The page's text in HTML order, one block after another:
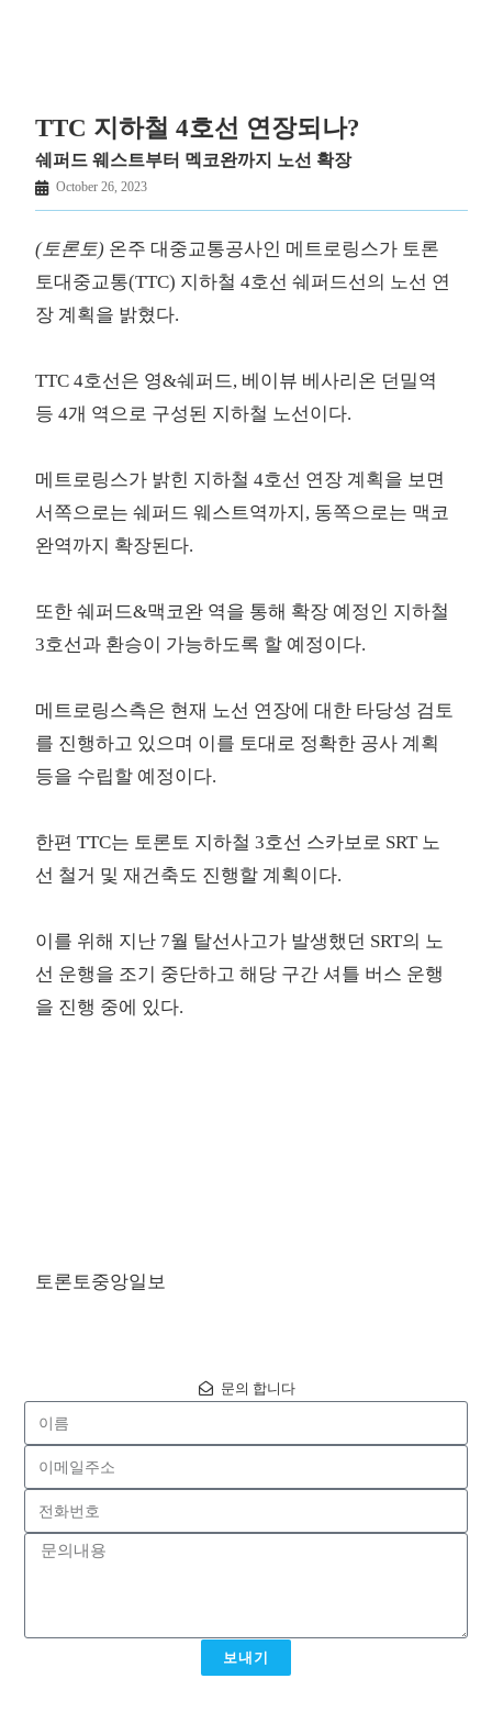
TTC 지하철 4호선 연장되나?
쉐퍼드 웨스트부터 멕코완까지 노선 확장
October 26, 2023
(토론토) 온주 대중교통공사인 메트로링스가 토론
토대중교통(TTC) 지하철 4호선 쉐퍼드선의 노선 연
장 계획을 밝혔다.
TTC 4호선은 영&쉐퍼드, 베이뷰 베사리온 던밀역
등 4개 역으로 구성된 지하철 노선이다.
메트로링스가 밝힌 지하철 4호선 연장 계획을 보면
서쪽으로는 쉐퍼드 웨스트역까지, 동쪽으로는 맥코
완역까지 확장된다.
또한 쉐퍼드&맥코완 역을 통해 확장 예정인 지하철
3호선과 환승이 가능하도록 할 예정이다.
메트로링스측은 현재 노선 연장에 대한 타당성 검토
를 진행하고 있으며 이를 토대로 정확한 공사 계획
등을 수립할 예정이다.
한편 TTC는 토론토 지하철 3호선 스카보로 SRT 노
선 철거 및 재건축도 진행할 계획이다.
이를 위해 지난 7월 탈선사고가 발생했던 SRT의 노
선 운행을 조기 중단하고 해당 구간 셔틀 버스 운행
을 진행 중에 있다.
토론토중앙일보
문의 합니다
보내기